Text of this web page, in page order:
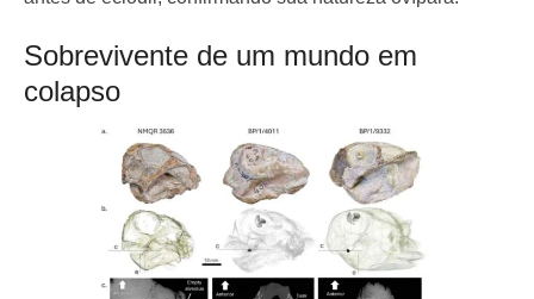
Sobrevivente de um mundo em
colapso